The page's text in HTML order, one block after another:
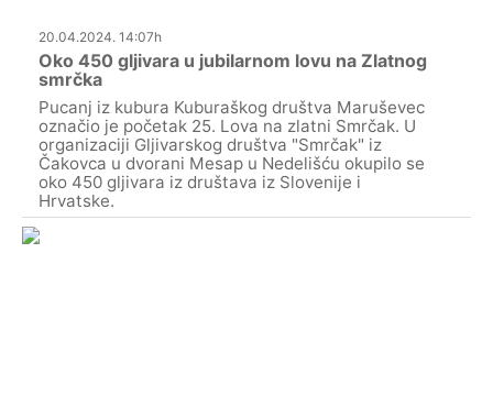
20.04.2024. 14:07h
Oko 450 gljivara u jubilarnom lovu na Zlatnog
smrčka
Pucanj iz kubura Kuburaškog društva Maruševec
označio je početak 25. Lova na zlatni Smrčak. U
organizaciji Gljivarskog društva "Smrčak" iz
Čakovca u dvorani Mesap u Nedelišću okupilo se
oko 450 gljivara iz društava iz Slovenije i
Hrvatske.